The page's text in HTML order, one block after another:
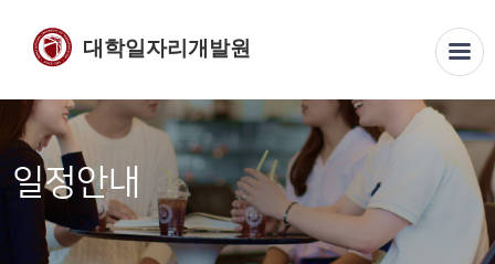
대학일자리개발원
일정안내